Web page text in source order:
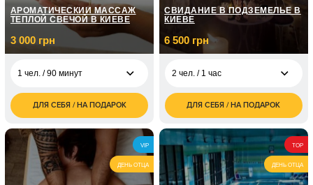
АРОМАТИЧЕСКИЙ МАССАЖ
ТЕПЛОЙ СВЕЧОЙ В КИЕВЕ
3 000 грн
1 чел. / 90 минут
3 000
грн
2 чел. / 90 минут
6 000
грн
ДЛЯ СЕБЯ / НА ПОДАРОК
СВИДАНИЕ В ПОДЗЕМЕЛЬЕ В
КИЕВЕ
6 500 грн
2 чел. / 1 час
6 500
грн
2 чел. / 2 часа
7 500
грн
ДЛЯ СЕБЯ / НА ПОДАРОК
VIP
ДЕНЬ ОТЦА
TOP
ДЕНЬ ОТЦА